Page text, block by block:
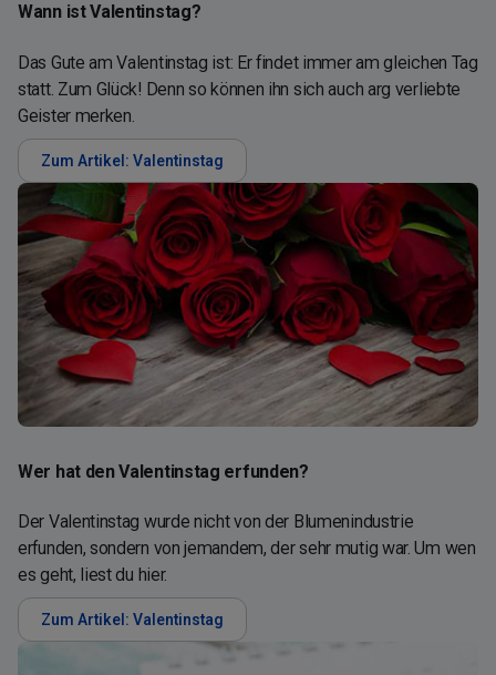
Wann ist Valentinstag?
Das Gute am Valentinstag ist: Er findet immer am gleichen Tag
statt. Zum Glück! Denn so können ihn sich auch arg verliebte
Geister merken.
Zum Artikel: Valentinstag
Wer hat den Valentinstag erfunden?
Der Valentinstag wurde nicht von der Blumenindustrie
erfunden, sondern von jemandem, der sehr mutig war. Um wen
es geht, liest du hier.
Zum Artikel: Valentinstag